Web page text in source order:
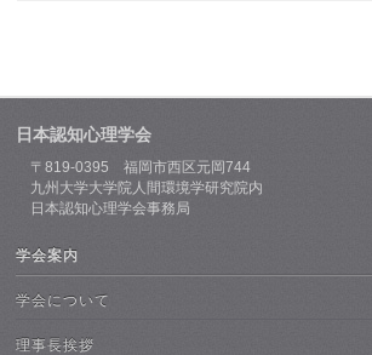
日本認知心理学会
〒819-0395 福岡市西区元岡744
九州大学大学院人間環境学研究院内
日本認知心理学会事務局
学会案内
学会について
理事長挨拶